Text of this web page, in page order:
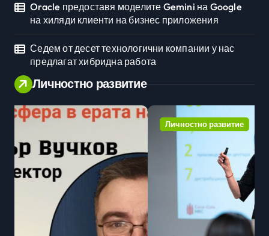
Oracle предоставя моделите Gemini на Google
на хиляди клиенти на бизнес приложения
Седем от десет технологични компании у нас
предлагат хибридна работа
Личностно развитие
Личностно развитие